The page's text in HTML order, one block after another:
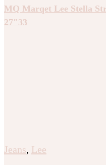
MQ Marqet Lee Stella
27″33
Jeans, Lee